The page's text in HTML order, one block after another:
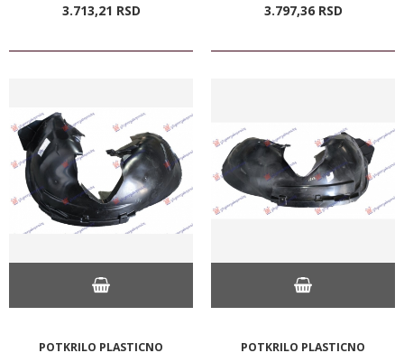
3.713,21 RSD 3.797,36 RSD
POTKRILO PLASTICNO POTKRILO PLASTICNO